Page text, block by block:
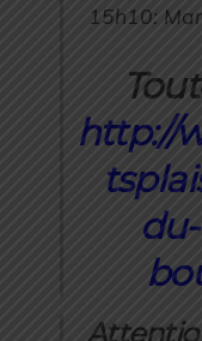
15h10:
http://